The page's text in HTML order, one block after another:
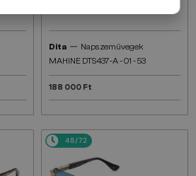
Dita — Napszemüvegek
MAHINE DTS437-A - 01 - 53
188 000 Ft
48/72